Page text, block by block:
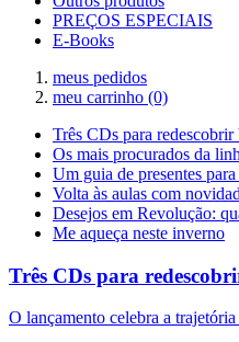
PREÇOS ESPECIAIS
E-Books
meus pedidos
meu carrinho (0)
Três CDs para redescobrir
Os mais procurados da
Um guia de presentes
Volta às aulas com
Desejos em Revolução:
Me aqueça neste inverno
Três CDs para
O lançamento celebra a